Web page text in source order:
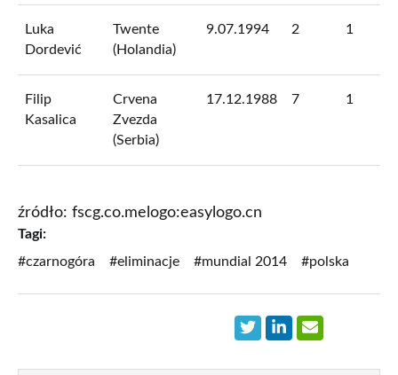
Luka
Dordević
Twente
(Holandia)
9.07.1994 2 1
Filip
Kasalica
Crvena
Zvezda
(Serbia)
17.12.1988 7 1
źródło: fscg.co.melogo:easylogo.cn
Tagi:
#czarnogóra
#eliminacje #mundial 2014 #polska